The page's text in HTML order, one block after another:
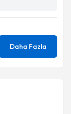
Daha Fazla